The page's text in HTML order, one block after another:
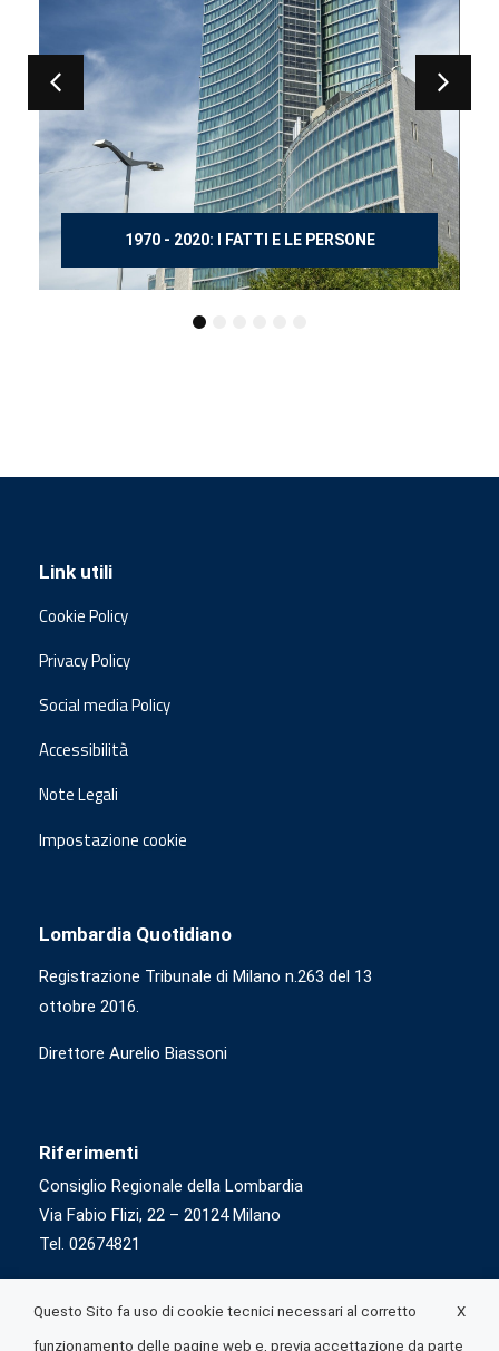
150 ANNI DOPO MANZONI
Link utili
Cookie Policy
Privacy Policy
Social media Policy
Accessibilità
Note Legali
Impostazione cookie
Lombardia Quotidiano
Registrazione Tribunale di Milano n.263 del 13
ottobre 2016.
Direttore Aurelio Biassoni
Riferimenti
Consiglio Regionale della Lombardia
Via Fabio Flizi, 22 – 20124 Milano
Tel. 02674821
X
Questo Sito fa uso di cookie tecnici necessari al corretto
funzionamento delle pagine web e, previa accettazione da parte